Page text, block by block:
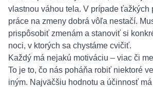
vlastnou váhou tela. V prípade ťažkých
práce na zmeny dobrá vôľa nestačí.
prispôsobiť zmenám a stanoviť si
noci, v ktorých sa chystáme cvičiť.
Každý má nejakú motiváciu – viac či
To je to, čo nás poháňa robiť niektoré
iným. Najväčšiu hodnotu a účinnosť